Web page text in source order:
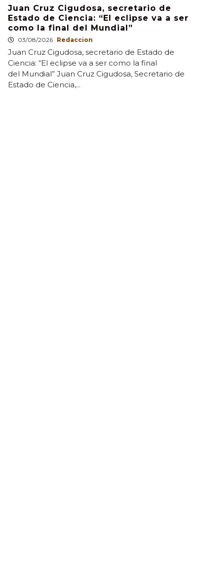
Juan Cruz Cigudosa, secretario de
Estado de Ciencia: “El eclipse va a ser
como la final del Mundial”
03/08/2026 Redaccion
Juan Cruz Cigudosa, secretario de Estado de
Ciencia: “El eclipse va a ser como la final
del Mundial” Juan Cruz Cigudosa, Secretario de
Estado de Ciencia,...